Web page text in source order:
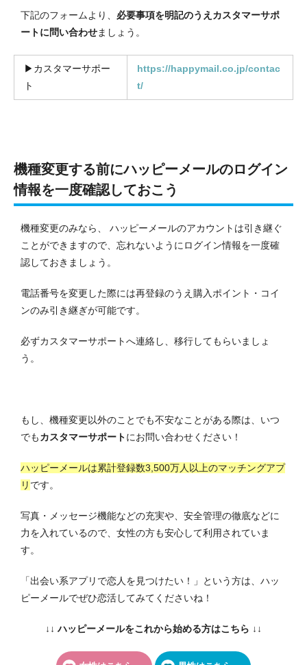
下記のフォームより、 必要事項を明記のうえカスタマーサポ
ートに問い合わせましょう。
▶︎カスタマーサポー
ト
https://happymail.co.jp/contac
t/
機種変更する前にハッピーメールのログイン
情報を一度確認しておこう
機種変更のみなら、 ハッピーメールのアカウントは引き継ぐ
ことができますので、忘れないようにログイン情報を一度確
認しておきましょう。
電話番号を変更した際には再登録のうえ購入ポイント・コイ
ンのみ引き継ぎが可能です。
必ずカスタマーサポートへ連絡し、移行してもらいましょ
う。
もし、機種変更以外のことでも不安なことがある際は、いつ
でもカスタマーサポートにお問い合わせください！
ハッピーメールは累計登録数3,500万人以上のマッチングアプ
リ です。
写真・メッセージ機能などの充実や、安全管理の徹底などに
力を入れているので、女性の方も安心して利用されていま
す。
「出会い系アプリで恋人を見つけたい！」という方は、ハッ
ピーメールでぜひ恋活してみてくださいね！
↓↓ ハッピーメールをこれから始める方はこちら ↓↓